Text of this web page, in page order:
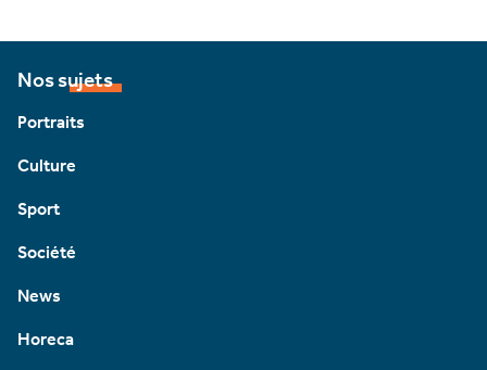
Nos sujets
Portraits
Culture
Sport
Société
News
Horeca